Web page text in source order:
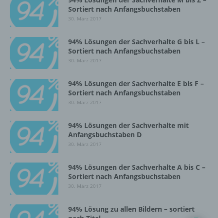
Sortiert nach Anfangsbuchstaben
30. März 2017
94% Lösungen der Sachverhalte G bis L –
Sortiert nach Anfangsbuchstaben
30. März 2017
94% Lösungen der Sachverhalte E bis F –
Sortiert nach Anfangsbuchstaben
30. März 2017
94% Lösungen der Sachverhalte mit
Anfangsbuchstaben D
30. März 2017
94% Lösungen der Sachverhalte A bis C –
Sortiert nach Anfangsbuchstaben
30. März 2017
94% Lösung zu allen Bildern – sortiert
Einschränkung der Verarbeitung ist die
Markierung gespeicherter
künftige Verarbeitung einzuschränken.
Profiling ist jede Art der automatisierten
Verarbeitung personenbezogener Daten, die
personenbezogenen Daten verwendet
werden, um bestimmte persönliche Aspekte,
die sich auf eine natürliche Person beziehen,
zu bewerten, insbesondere, um Aspekte
bezüglich Arbeitsleistung, wirtschaftlicher
Lage, Gesundheit, persönlicher Vorlieben,
Interessen, Zuverlässigkeit, Verhalten,
Aufenthaltsort oder Ortswechsel dieser
natürlichen Person zu analysieren oder
vorherzusagen.